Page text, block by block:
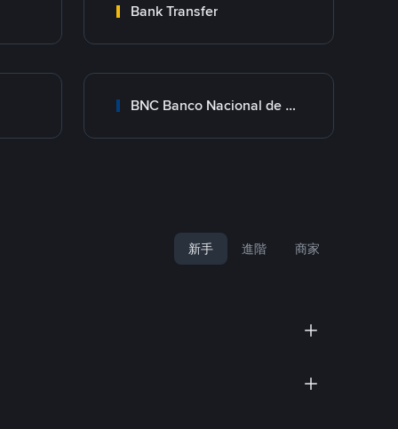
Bank Transfer
BNC Banco Nacional de Crédito
新手 進階 商家